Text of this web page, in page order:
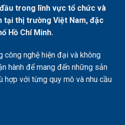
trong lĩnh vực tổ chức và
tại thị trường Việt Nam, đặc
Hồ Chí Minh.
công nghệ hiện đại và không
hành để mang đến những sản
hợp với từng quy mô và nhu cầu